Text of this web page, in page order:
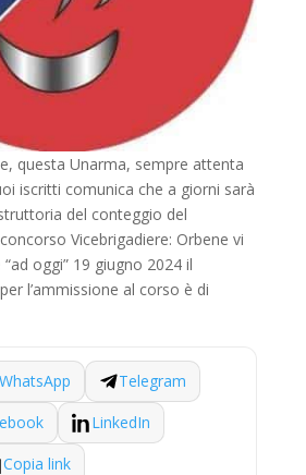
questa Unarma, sempre attenta
iscritti comunica che a giorni sarà
del conteggio del
Vicebrigadiere: Orbene vi
oggi” 19 giugno 2024 il
l’ammissione al corso è di
WhatsApp
Telegram
LinkedIn
Copia link